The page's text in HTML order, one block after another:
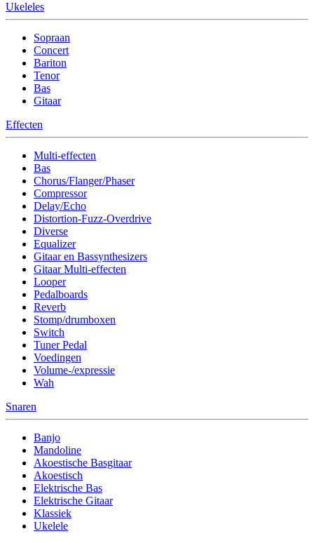
Ukeleles
Sopraan
Concert
Bariton
Tenor
Bas
Gitaar
Effecten
Multi-effecten
Bas
Chorus/Flanger/Phaser
Compressor
Delay/Echo
Distortion-Fuzz-Overdrive
Diverse
Equalizer
Gitaar en Bassynthesizers
Gitaar Multi-effecten
Looper
Pedalboards
Reverb
Stomp/drumboxen
Switch
Tuner Pedal
Voedingen
Volume-/expressie
Wah
Snaren
Banjo
Mandoline
Akoestische Basgitaar
Akoestisch
Elektrische Bas
Elektrische Gitaar
Klassiek
Ukelele